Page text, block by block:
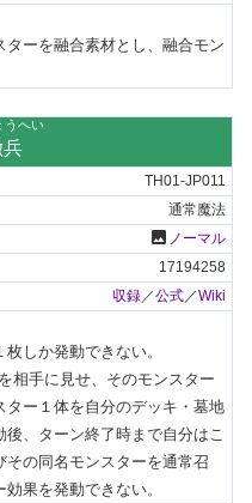
ーを融合素材とし、融合モン
うへい
兵
TH01-JP011
通常魔法
photo ノーマル
17194258
収録 ／公式 ／Wiki
しか発動できない。
相手に見せ、そのモンスター
ー１体を自分のデッキ・墓地
、ターン終了時まで自分はこ
の同名モンスターを通常召
果を発動できない。